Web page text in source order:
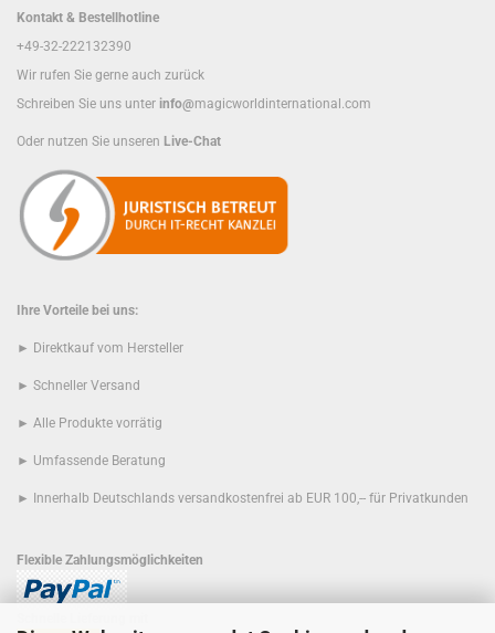
Kontakt & Bestellhotline
+49-32-222132390
Wir rufen Sie gerne auch zurück
Schreiben Sie uns unter info@magicworldinternational.com
Oder nutzen Sie unseren Live-Chat
Ihre Vorteile bei uns:
► Direktkauf vom Hersteller
► Schneller Versand
► Alle Produkte vorrätig
► Umfassende Beratung
► Innerhalb Deutschlands versandkostenfrei ab EUR 100,-- für Privatkunden
Flexible Zahlungsmöglichkeiten